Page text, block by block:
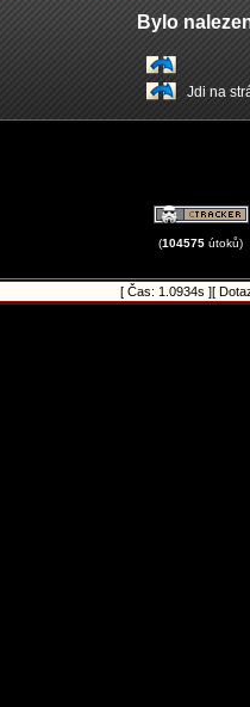
Bylo
Jdi na
(104575 útoků)
[ Čas: 1.0934s ][